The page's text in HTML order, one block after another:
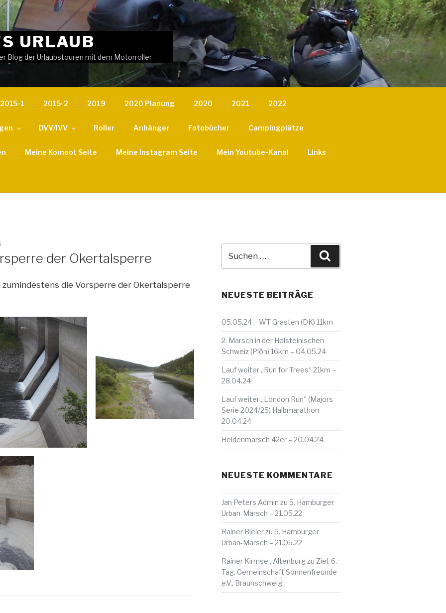
URLAUB
Blog der Urlaubstouren mit dem Motorroller
2015-1 2015-2 2019 2020 Planung 2020 2021 2022
DVV/IVV Roller Anhänger Fotobücher Campingplätze
Meine Komoot Seite Meine Instagram Seite Mein Youtube-Kanal Links
der Okertalsperre
zumindestens die Vorsperre der Okertalsperre
nach:
NEUESTE BEITRÄGE
05.05.24 – WT Grasten (DK) 11km
2. Marsch in der Holsteinischen
Schweiz (Plön) 16km – 04.05.24
Lauf weiter „Run for Trees“ 21km –
28.04.24
Lauf weiter „London Run“ (Majors
Serie 2024/25) Halbmarathon
20.04.24
Heldenmarsch 42er – 20.04.24
NEUESTE KOMMENTARE
Jan Peters Admin zu5. Hamburger
Urban-Marsch – 21.05.22
Rainer Bleierzu5. Hamburger
Urban-Marsch – 21.05.22
Rainer Kirmse , Altenburgzu Ziel, 6.
Tag, Gemeinschaft Sonnenfreunde
e.V., Braunschweig